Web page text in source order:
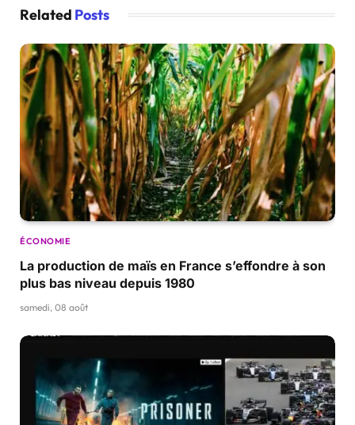
Related Posts
ÉCONOMIE
La production de maïs en France s’effondre à son
plus bas niveau depuis 1980
samedi, 08 août